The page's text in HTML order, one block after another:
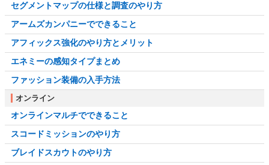
セグメントマップの仕様と調査のやり方
アームズカンパニーでできること
アフィックス強化のやり方とメリット
エネミーの感知タイプまとめ
ファッション装備の入手方法
オンライン
オンラインマルチでできること
スコードミッションのやり方
ブレイドスカウトのやり方